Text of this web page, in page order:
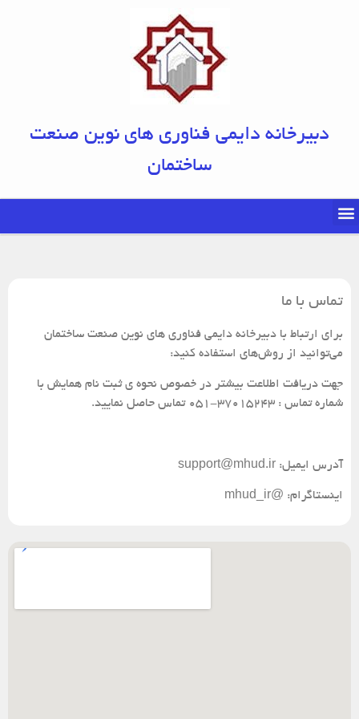
دبیرخانه دایمی فناوری های نوین صنعت
ساختمان
تماس با ما
برای ارتباط با دبیرخانه دایمی فناوری های نوین صنعت ساختمان
می‌توانید از روش‌های استفاده کنید:
جهت دریافت اطلاعت بیشتر در خصوص نحوه ی ثبت نام همایش با
شماره تماس : 37015243-051 تماس حاصل نمایید.
آدرس ایمیل: support@mhud.ir
اینستاگرام: @mhud_ir